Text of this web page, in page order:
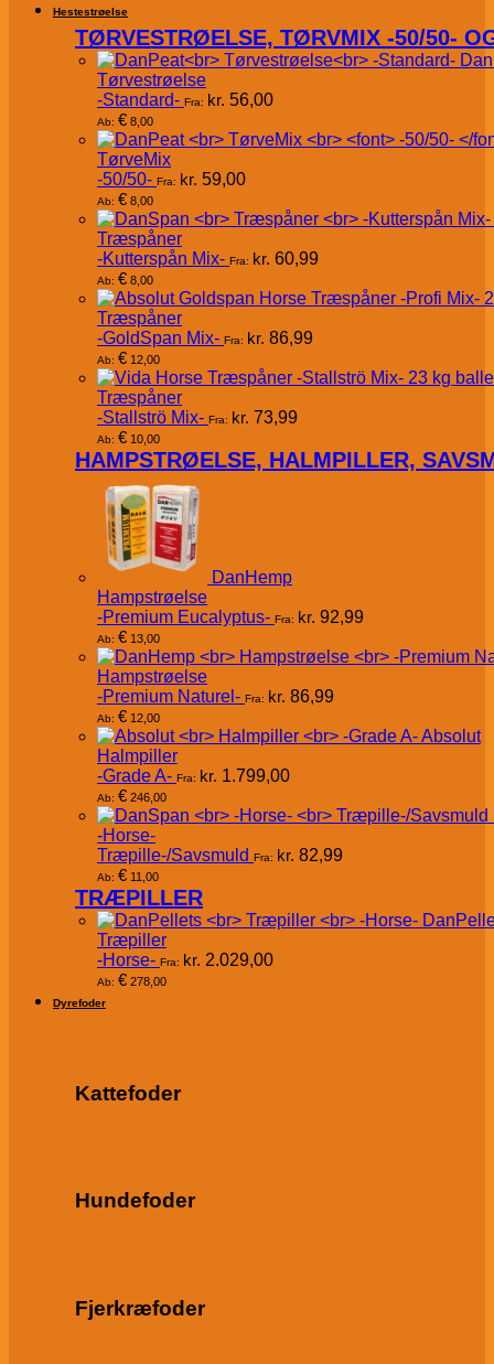
Hestestrøelse
TØRVESTRØELSE, TØRVMIX -50/50-
Tørvestrøelse
-Standard- Fra: kr. 56,00
Ab: € 8,00
TørveMix
-50/50- Fra: kr. 59,00
Ab: € 8,00
Træspåner
-Kutterspån Mix- Fra: kr. 60,99
Ab: € 8,00
Træspåner
-GoldSpan Mix- Fra: kr. 86,99
Ab: € 12,00
Træspåner
-Stallströ Mix- Fra: kr. 73,99
Ab: € 10,00
HAMPSTRØELSE, HALMPILLER,
DanHemp
Hampstrøelse
-Premium Eucalyptus- Fra: kr. 92,99
Ab: € 13,00
Hampstrøelse
-Premium Naturel- Fra: kr. 86,99
Ab: € 12,00
Absolut
Halmpiller
-Grade A- Fra: kr. 1.799,00
Ab: € 246,00
-Horse-
Træpille-/Savsmuld Fra: kr. 82,99
Ab: € 11,00
TRÆPILLER
Træpiller
-Horse- Fra: kr. 2.029,00
Ab: € 278,00
Dyrefoder
Kattefoder
Hundefoder
Fjerkræfoder